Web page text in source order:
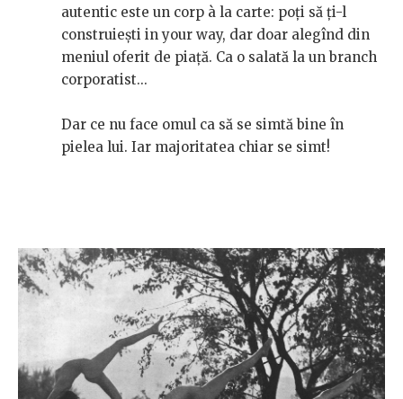
autentic este un corp à la carte: poți să ți-l
construiești in your way, dar doar alegînd din
meniul oferit de piață. Ca o salată la un branch
corporatist...
Dar ce nu face omul ca să se simtă bine în
pielea lui. Iar majoritatea chiar se simt!